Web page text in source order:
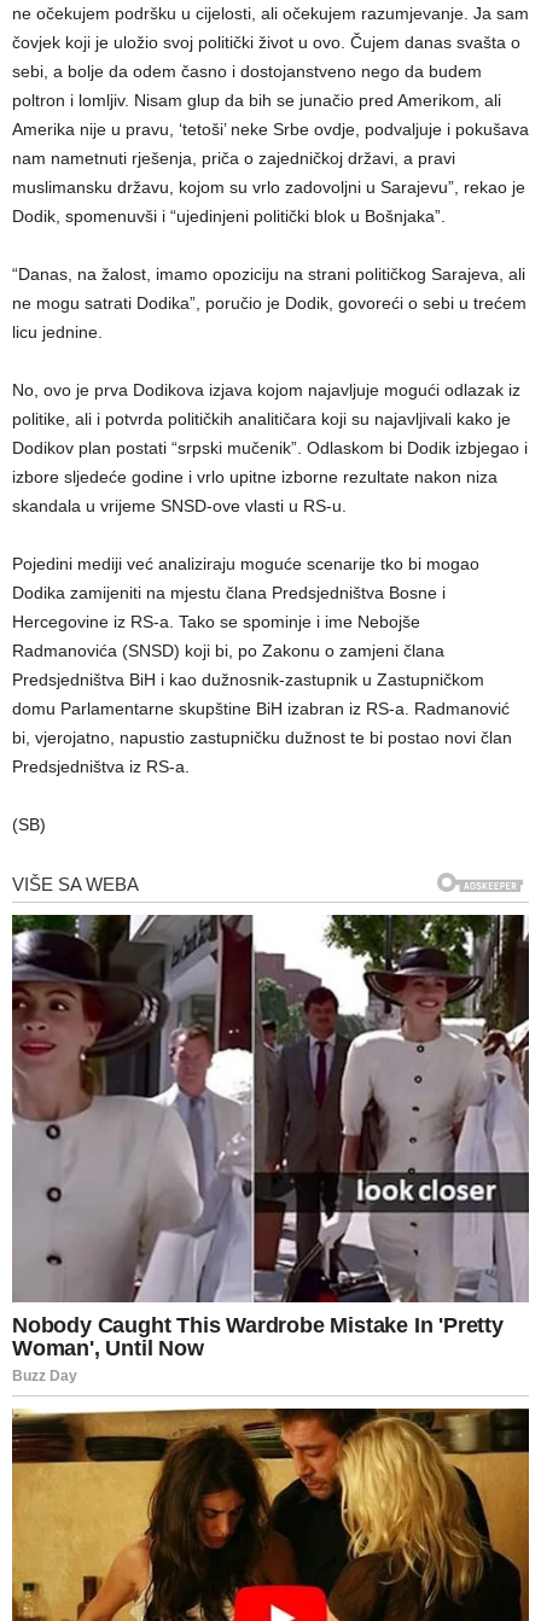
ne očekujem podršku u cijelosti, ali očekujem razumjevanje. Јa sam
čovjek koji je uložio svoj politički život u ovo. Čujem danas svašta o
sebi, a bolje da odem časno i dostojanstveno nego da budem
poltron i lomljiv. Nisam glup da bih se junačio pred Amerikom, ali
Amerika nije u pravu, ‘tetoši’ neke Srbe ovdje, podvaljuje i pokušava
nam nametnuti rješenja, priča o zajedničkoj državi, a pravi
muslimansku državu, kojom su vrlo zadovoljni u Sarajevu”, rekao je
Dodik, spomenuvši i “ujedinjeni politički blok u Bošnjaka”.
“Danas, na žalost, imamo opoziciju na strani političkog Sarajeva, ali
ne mogu satrati Dodika”, poručio je Dodik, govoreći o sebi u trećem
licu jednine.
No, ovo je prva Dodikova izjava kojom najavljuje mogući odlazak iz
politike, ali i potvrda političkih analitičara koji su najavljivali kako je
Dodikov plan postati “srpski mučenik”. Odlaskom bi Dodik izbjegao i
izbore sljedeće godine i vrlo upitne izborne rezultate nakon niza
skandala u vrijeme SNSD-ove vlasti u RS-u.
Pojedini mediji već analiziraju moguće scenarije tko bi mogao
Dodika zamijeniti na mjestu člana Predsjedništva Bosne i
Hercegovine iz RS-a. Tako se spominje i ime Nebojše
Radmanovića (SNSD) koji bi, po Zakonu o zamjeni člana
Predsjedništva BiH i kao dužnosnik-zastupnik u Zastupničkom
domu Parlamentarne skupštine BiH izabran iz RS-a. Radmanović
bi, vjerojatno, napustio zastupničku dužnost te bi postao novi član
Predsjedništva iz RS-a.
(SB)